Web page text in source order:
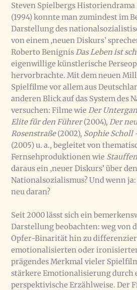
Steven Spielbergs Historiendrama
(1994) konnte man zumindest im
Darstellung des
von einem ‚neuen Diskurs’
Roberto BenignisDas Leben ist
eigenwillige künstlerische
hervorbrachte. Mit dem neuen
Spielfilme vor allem aus
anderen Blick auf das System des
versuchen: Filme wieDer
Elite für den Führer(2004),Der
Rosenstraße(2002), Sophie Scholl
(2005) u. a., begleitet von
Fernsehproduktionen wie
daraus ein ‚neuer Diskurs’ über den
Nationalsozialismus? Und wenn
neu daran?
Seit 2000 lässt sich ein
Darstellung beobachten: weg von
Opfer-Binarität hin zu
emotionalisierten oder
prägendes Merkmal vieler
stärkere Emotionalisierung durch
perspektivische Erzählweise. Der